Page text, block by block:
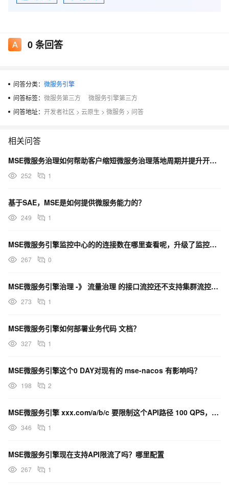
0条回答
问答分类： 微服务引擎
问答标签： 微服务第三方
微服务引擎第三方
问答地址： 开发者社区 > 云原生 > 微服务 > 问答
相关问答
MSE微服务治理如何帮助客户缩短微服务治理落地周期并提升开发测试效率？
252 1
基于SAE，MSE是如何提供微服务能力的？
249 1
MSE微服务引擎监控中心的的连接数在哪里查看呢，升级了监控没看到概览页，也没看到连接数监控？
267 0
MSE微服务引擎治理 -》 流量治理 的接口流控还不支持集群流控吗？
273 1
MSE微服务引擎如何部署业务代码 文档？
327 1
MSE微服务引擎这个0 DAY对现有的 mse-nacos 有影响吗？
198 2
MSE微服务引擎 xxx.com/a/b/c 要限制这个API路径 100 QPS，应该怎么配置？
346 1
MSE微服务引擎现在支持API限流了吗？哪里配置
267 1